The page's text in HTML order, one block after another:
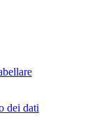
dei dati